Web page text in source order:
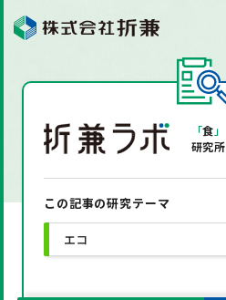
「食 」
研究所
この記事の研究テーマ
エコ